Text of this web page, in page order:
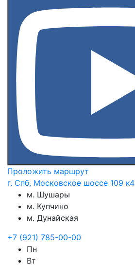
Проложить маршрут
г. Спб, Московское шоссе 109 к4
м. Шушары
м. Купчино
м. Дунайская
+7 (921) 785-00-00
Пн
Вт